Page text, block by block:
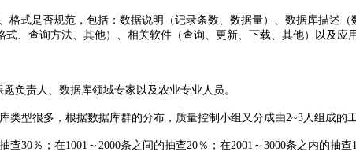
式是否规范，包括：数据说明（记录条数、数据量）、数据库描述
、查询方法、其他）、相关软件（查询、更新、下载、其他）以及应
负责人、数据库领域专家以及农业专业人员。
型很多，根据数据库群的分布，质量控制小组又分成由2~3人组成的
30％；在1001～2000条之间的抽查20％；在2001～3000条之内的抽